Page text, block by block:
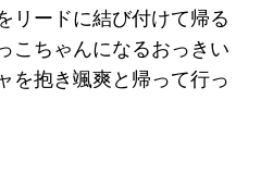
リードに結び付けて帰る
こちゃんになるおっきい
を抱き颯爽と帰って行っ